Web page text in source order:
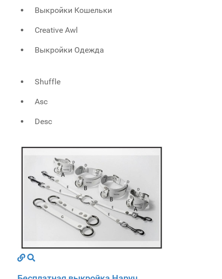
Выкройки Кошельки
Creative Awl
Выкройки Одежда
Shuffle
Asc
Desc